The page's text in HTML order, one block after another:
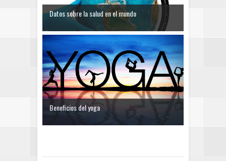
Datos sobre la salud en el mundo
Beneficios del yoga